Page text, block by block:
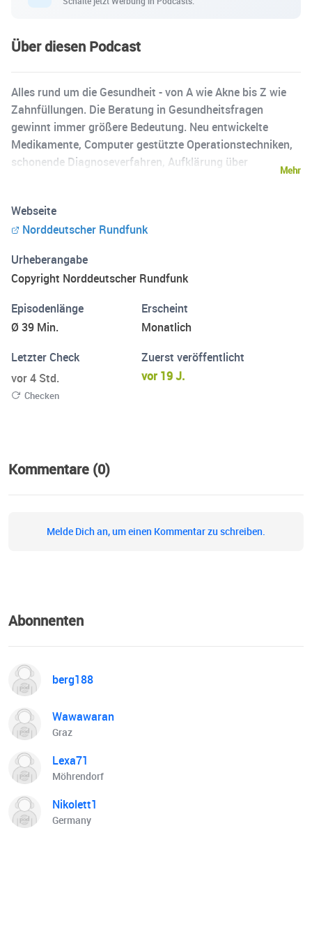
Über diesen Podcast
Alles rund um die Gesundheit - von A wie Akne bis Z wie
Zahnfüllungen. Die Beratung in Gesundheitsfragen
gewinnt immer größere Bedeutung. Neu entwickelte
Medikamente, Computer gestützte Operationstechniken,
schonende Diagnoseverfahren, Aufklärung über
sie vorgestellt und verständlich erklärt. Fachärzte im
Studio beantworten Hörerfragen am Telefon und geben
Mehr
Webseite
Norddeutscher Rundfunk
Urheberangabe
Copyright Norddeutscher Rundfunk
Episodenlänge
Ø 39 Min.
Erscheint
Monatlich
Letzter Check
vor 4 Std.
Checken
Zuerst veröffentlicht
vor 19 J.
Kommentare (0)
Melde Dich an, um einen Kommentar zu schreiben.
Abonnenten
berg188
Wawawaran
Graz
Lexa71
Möhrendorf
Nikolett1
Germany